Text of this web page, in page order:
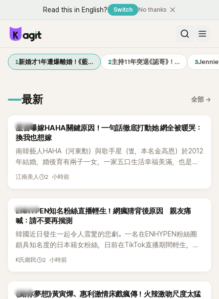
Read this in English? Switch No thanks
1新婚才1年遭爆離婚！《藍… 2主持11年突退《認哥》！… 3Jennie
最新 全部 →
韓星
星首曝嫁HAHA關鍵原因！一句話徹底打動她 網全被暖哭：
換我也想嫁
南韓藝人HAHA（河東勳）與歌手星（별，本名金高恩）於2012
年結婚，婚後育有兩子一女，一家五口生活幸福美滿，也是韓
國演藝圈公認的模範夫妻。近日，星首度公開當年決定嫁給
江南美人 2 小時前
K-POP
ENHYPEN知名粉絲直播輕生！網瘋猜背後原因 親友痛
喊：請不要再揣測
韓國近日發生一起令人震驚的悲劇。一名在ENHYPEN粉絲圈
頗具知名度的日本籍女粉絲，日前在TikTok直播期間輕生，最
終不幸身亡，消息曝光後震驚韓網，也讓不少粉絲湧入社群平
K氏鄉民 2 小時前
韓劇
《給你夢想》黃寅燁、惠利激情床戲瘋傳！火辣激吻尺度太猛